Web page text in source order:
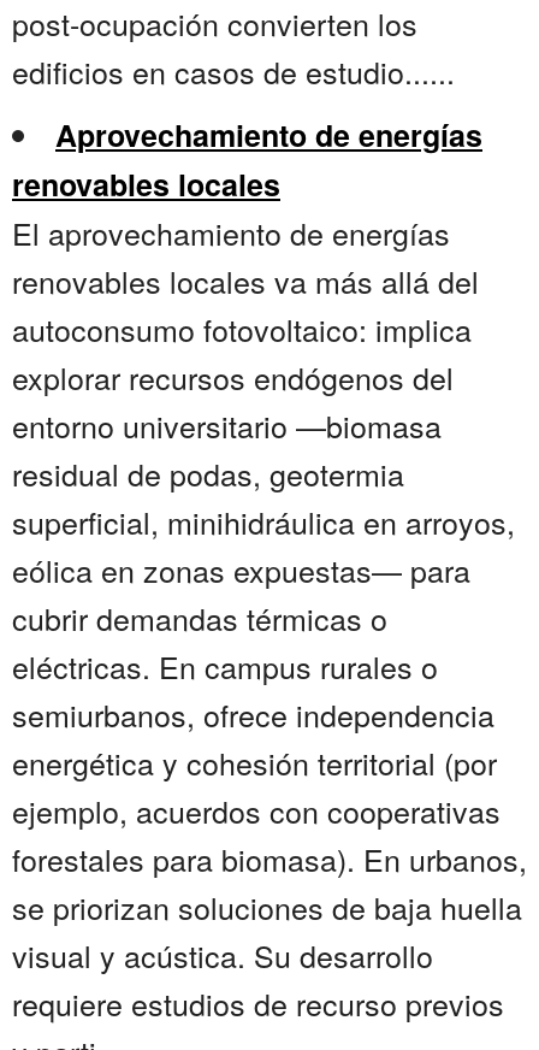
post-ocupación convierten los
edificios en casos de estudio......
Aprovechamiento de energías
renovables locales
El aprovechamiento de energías
renovables locales va más allá del
autoconsumo fotovoltaico: implica
explorar recursos endógenos del
entorno universitario —biomasa
residual de podas, geotermia
superficial, minihidráulica en arroyos,
eólica en zonas expuestas— para
cubrir demandas térmicas o
eléctricas. En campus rurales o
semiurbanos, ofrece independencia
energética y cohesión territorial (por
ejemplo, acuerdos con cooperativas
forestales para biomasa). En urbanos,
se priorizan soluciones de baja huella
visual y acústica. Su desarrollo
requiere estudios de recurso previos